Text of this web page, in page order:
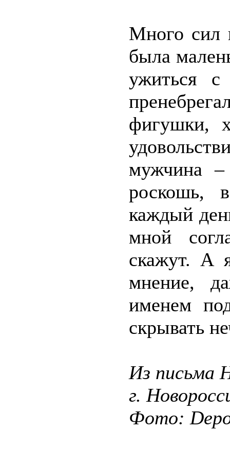
Много сил
была
ужиться с
фигушки,
мужчина –
роскошь,
каждый
мной
скажут. А
мнение,
именем
скрывать
Из письма
г.
Фото: